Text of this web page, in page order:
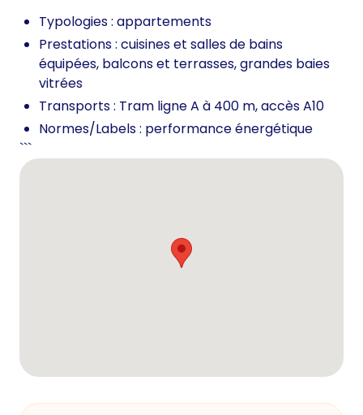
Typologies : appartements
Prestations : cuisines et salles de bains
équipées, balcons et terrasses, grandes baies
vitrées
Transports : Tram ligne A à 400 m, accès A10
Normes/Labels : performance énergétique
```